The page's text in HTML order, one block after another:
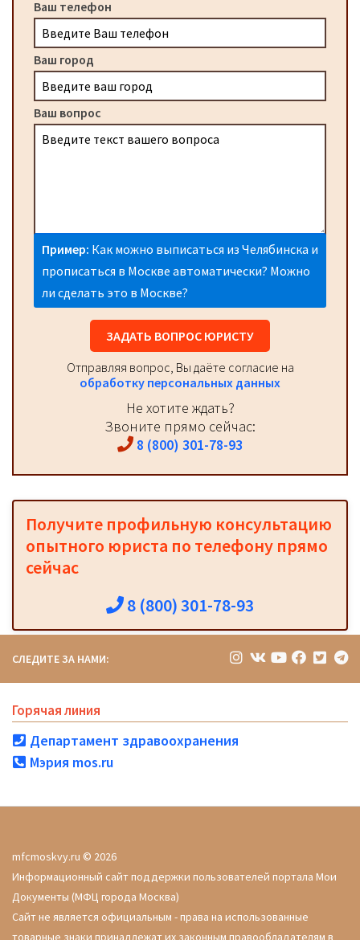
Ваш телефон
Ваш город
Ваш вопрос
Пример: Как можно выписаться из Челябинска и
прописаться в Москве автоматически? Можно
ли сделать это в Москве?
ЗАДАТЬ ВОПРОС ЮРИСТУ
Отправляя вопрос, Вы даёте согласие на
обработку персональных данных
Не хотите ждать?
Звоните прямо сейчас:
8 (800) 301-78-93
Получите профильную консультацию
опытного юриста по телефону прямо
сейчас
8 (800) 301-78-93
СЛЕДИТЕ ЗА НАМИ:
Горячая линия
Департамент здравоохранения
Мэрия mos.ru
mfcmoskvy.ru © 2026
Информационный сайт поддержки пользователей портала Мои
Документы (МФЦ города Москва)
Сайт не является официальным - права на использованные
товарные знаки принадлежат их законным правообладателям в